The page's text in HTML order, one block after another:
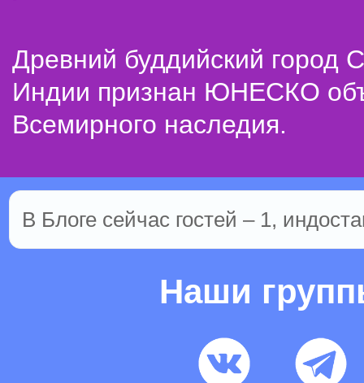
Древний буддийский город
Индии признан ЮНЕСКО
Всемирного наследия.
В Блоге сейчас гостей – 1,
Наши